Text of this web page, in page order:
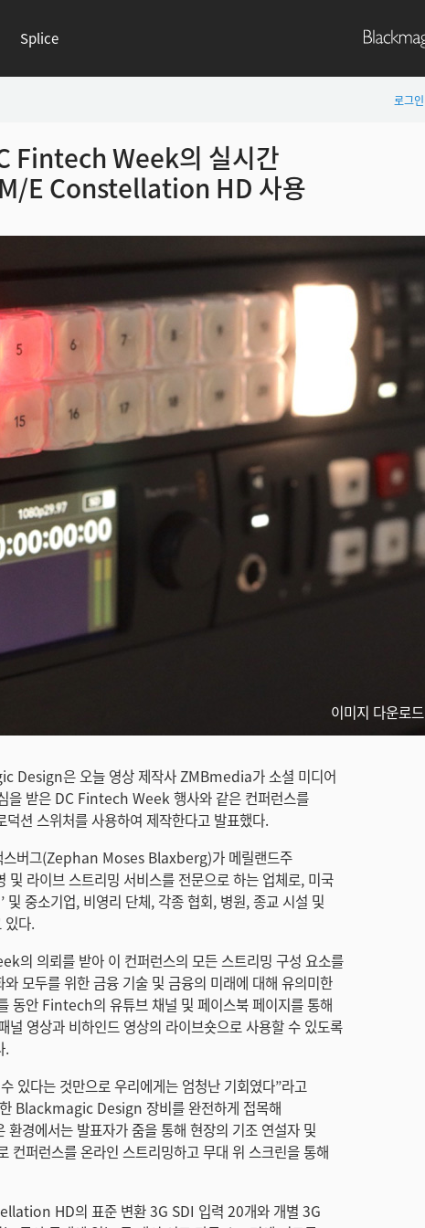
Splice
로그인
Fintech Week의 실시간
E Constellation HD 사용
이미지 다운로드
Design은 오늘 영상 제작사 ZMBmedia가 소셜 미디어
을 받은 DC Fintech Week 행사와 같은 컨퍼런스를
스위처를 사용하여 제작한다고 발표했다.
스버그(Zephan Moses Blaxberg)가 메릴랜드주
라이브 스트리밍 서비스를 전문으로 하는 업체로, 미국
중소기업, 비영리 단체, 각종 협회, 병원, 종교 시설 및
있다.
의 의뢰를 받아 이 컨퍼런스의 모든 스트리밍 구성 요소를
모두를 위한 금융 기술 및 금융의 미래에 대해 유의미한
동안 Fintech의 유튜브 채널 및 페이스북 페이지를 통해
영상과 비하인드 영상의 라이브숏으로 사용할 수 있도록
.
다는 것만으로 우리에게는 엄청난 기회였다”라고
Blackmagic Design 장비를 완전하게 접목해
경에서는 발표자가 줌을 통해 현장의 기조 연설자 및
컨퍼런스를 온라인 스트리밍하고 무대 위 스크린을 통해
HD의 표준 변환 3G SDI 입력 20개와 개별 3G